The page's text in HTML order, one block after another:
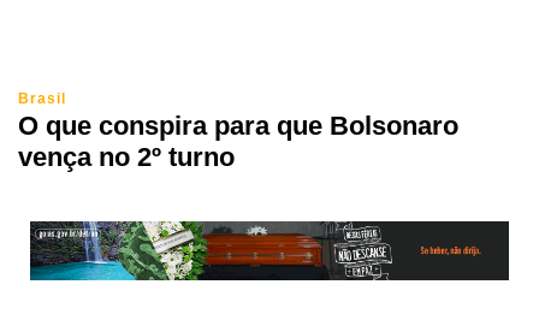
Brasil
O que conspira para que Bolsonaro
vença no 2º turno